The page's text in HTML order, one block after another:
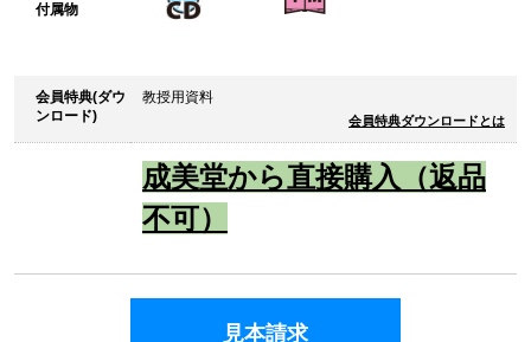
付属物
会員特典(ダウ
ンロード)
教授用資料
会員特典ダウンロードとは
成美堂から直接購入（返品
不可）
見本請求